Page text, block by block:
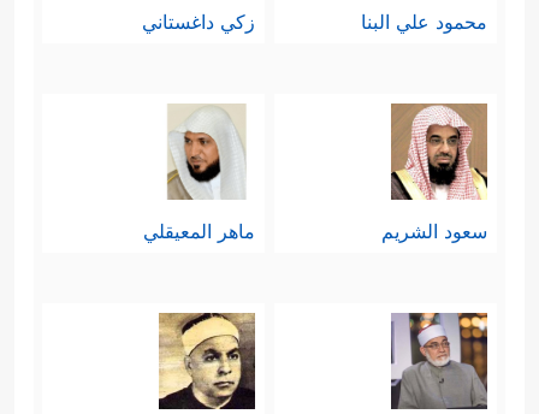
محمود علي البنا زكي داغستاني
سعود الشريم ماهر المعيقلي